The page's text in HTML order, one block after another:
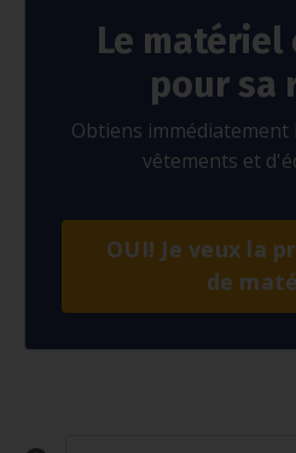
Le
pour sa
Obtiens immédiatement
vêtements et
OUI! Je veux la
de